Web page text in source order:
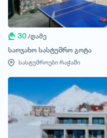
30 /ღამე
საოჯახო სასტუმრო გოტა
სასტუმროები რაჭაში